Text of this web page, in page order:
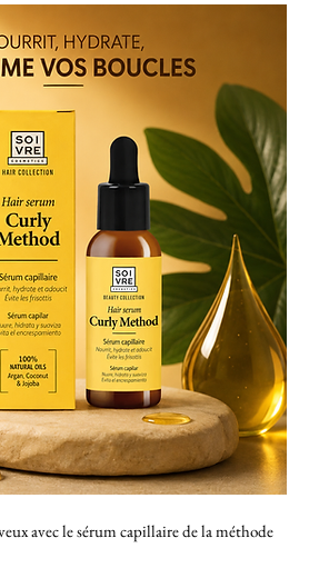
avec le sérum capillaire de la méthode